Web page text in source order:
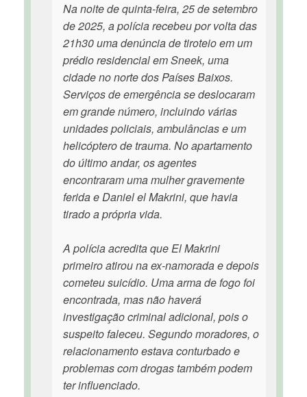
Na noite de quinta-feira, 25 de setembro
de 2025, a polícia recebeu por volta das
21h30 uma denúncia de tiroteio em um
prédio residencial em Sneek, uma
cidade no norte dos Países Baixos.
Serviços de emergência se deslocaram
em grande número, incluindo várias
unidades policiais, ambulâncias e um
helicóptero de trauma. No apartamento
do último andar, os agentes
encontraram uma mulher gravemente
ferida e Daniel el Makrini, que havia
tirado a própria vida.
A polícia acredita que El Makrini
primeiro atirou na ex-namorada e depois
cometeu suicídio. Uma arma de fogo foi
encontrada, mas não haverá
investigação criminal adicional, pois o
suspeito faleceu. Segundo moradores, o
relacionamento estava conturbado e
problemas com drogas também podem
ter influenciado.